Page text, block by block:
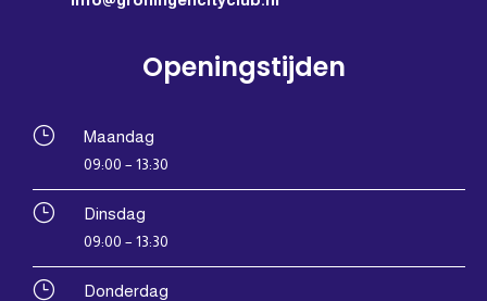
Openingstijden
} Maandag
09:00 – 13:30
} Dinsdag
09:00 – 13:30
} Donderdag